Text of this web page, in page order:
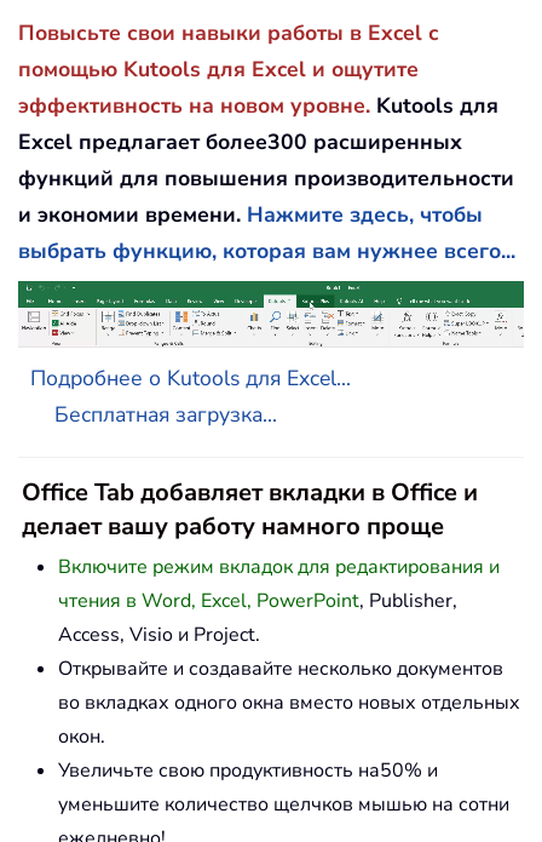
Повысьте свои навыки работы в Excel с
помощью Kutools для Excel и ощутите
эффективность на новом уровне. Kutools для
Excel предлагает более300 расширенных
функций для повышения производительности
и экономии времени. Нажмите здесь, чтобы
выбрать функцию, которая вам нужнее всего...
Подробнее о Kutools для Excel...
Бесплатная загрузка...
Office Tab добавляет вкладки в Office и
делает вашу работу намного проще
Включите режим вкладок для редактирования и
чтения в Word, Excel, PowerPoint, Publisher,
Access, Visio и Project.
Открывайте и создавайте несколько документов
во вкладках одного окна вместо новых отдельных
окон.
Увеличьте свою продуктивность на50% и
уменьшите количество щелчков мышью на сотни